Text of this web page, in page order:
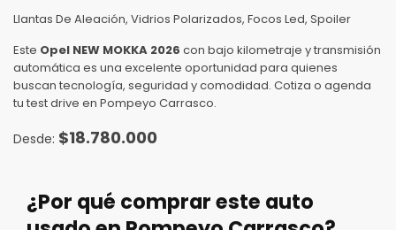
Llantas De Aleación, Vidrios Polarizados, Focos Led, Spoiler
Este Opel NEW MOKKA 2026 con bajo kilometraje y transmisión
automática es una excelente oportunidad para quienes
buscan tecnología, seguridad y comodidad. Cotiza o agenda
tu test drive en Pompeyo Carrasco.
$18.780.000
¿Por qué comprar este auto